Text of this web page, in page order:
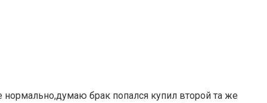
нормально,думаю брак попался купил второй та же